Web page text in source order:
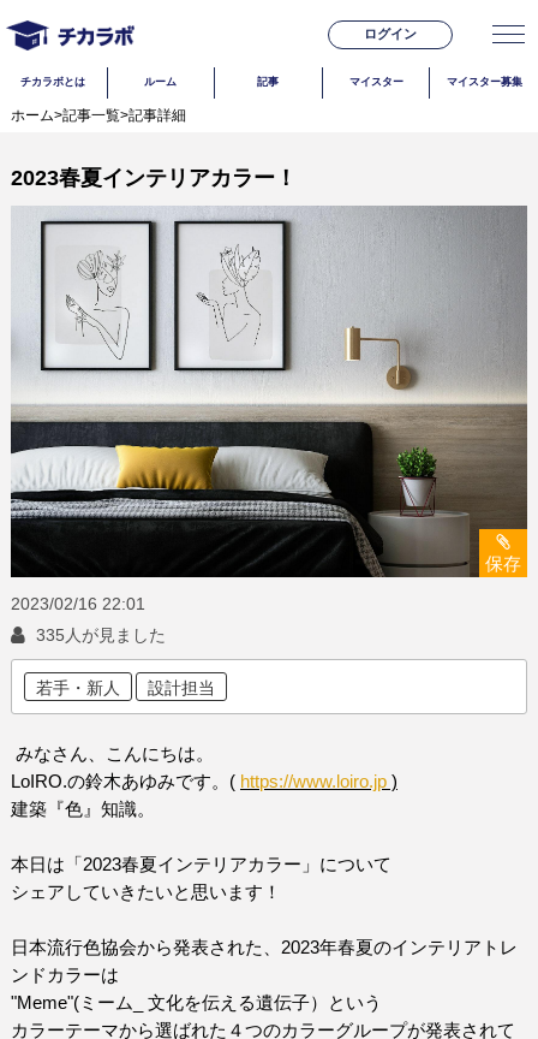
ログイン
チカラボとは ルーム 記事 マイスター マイスター募集
ホーム>記事一覧>記事詳細
2023春夏インテリアカラー！
保存
2023/02/16 22:01
335人が見ました
若手・新人 設計担当
みなさん、こんにちは。
LoIRO.の鈴木あゆみです。 ( https://www.loiro.jp )
建築『色』知識。
本日は「 2023春夏インテリアカラー」について
シェアしていきたいと思います！
日本流行色協会から発表された、 2023年春夏のインテリアトレ
ンドカラーは
"Meme"(ミーム
文化を伝える遺伝子）という
カラーテーマから選ばれた４つのカラーグループが発表されて